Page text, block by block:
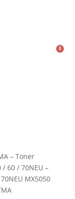
0
– Toner
60 / 70NEU –
MX5050